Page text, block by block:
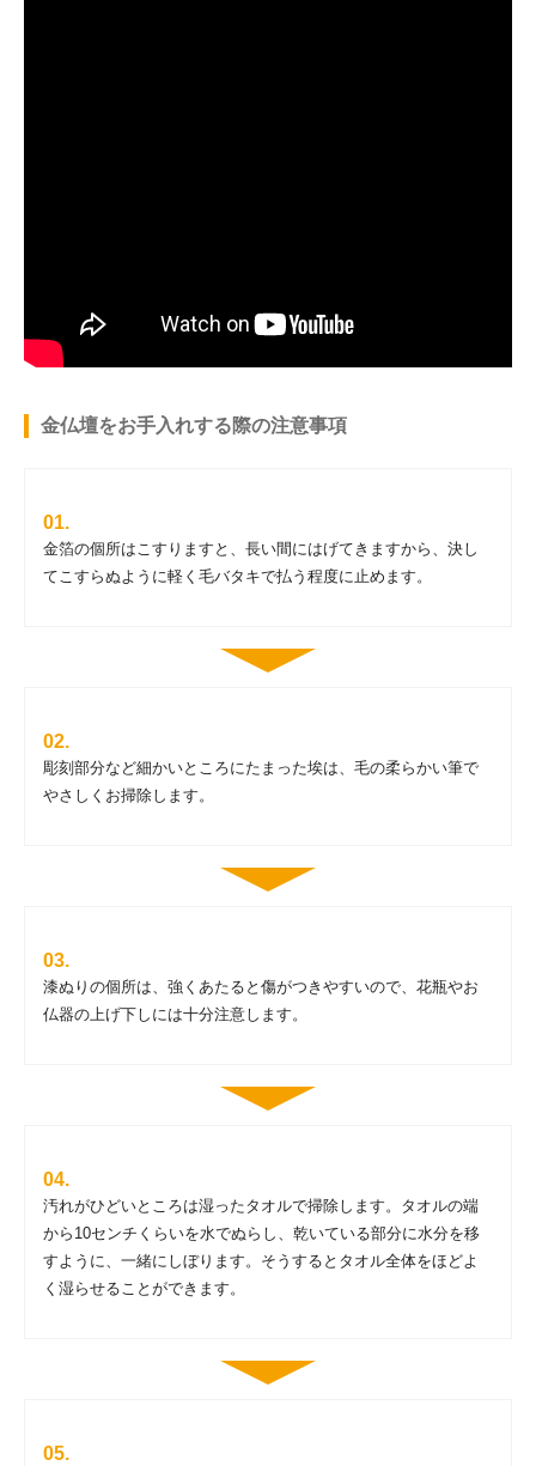
金仏壇をお手入れする際の注意事項
金箔の個所はこすりますと、長い間にはげてきますから、決し
てこすらぬように軽く毛バタキで払う程度に止めます。
彫刻部分など細かいところにたまった埃は、毛の柔らかい筆で
やさしくお掃除します。
漆ぬりの個所は、強くあたると傷がつきやすいので、花瓶やお
仏器の上げ下しには十分注意します。
汚れがひどいところは湿ったタオルで掃除します。タオルの端
から10センチくらいを水でぬらし、乾いている部分に水分を移
すように、一緒にしぼります。そうするとタオル全体をほどよ
く湿らせることができます。